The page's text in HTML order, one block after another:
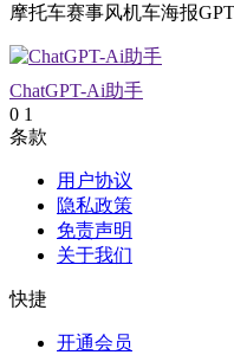
摩托车赛事风机车海报
ChatGPT-Ai助手
0 1
条款
用户协议
隐私政策
免责声明
关于我们
快捷
开通会员